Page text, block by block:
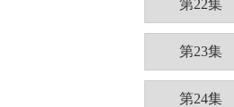
第22集
第23集
第24集